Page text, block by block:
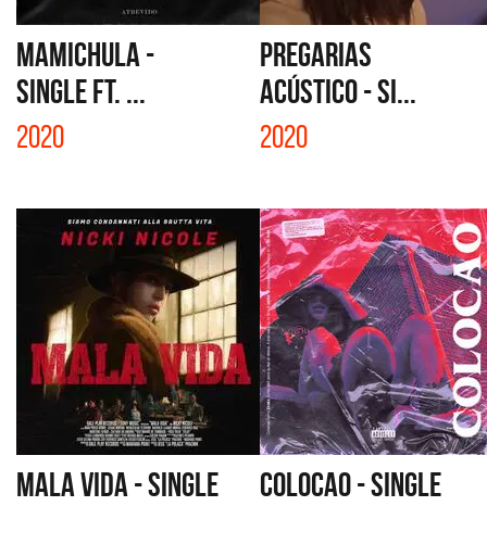
MAMICHULA -
SINGLE ft. ...
2020
PREGARIAS
ACÚSTICO - SI...
2020
MALA VIDA - SINGLE COLOCAO - SINGLE